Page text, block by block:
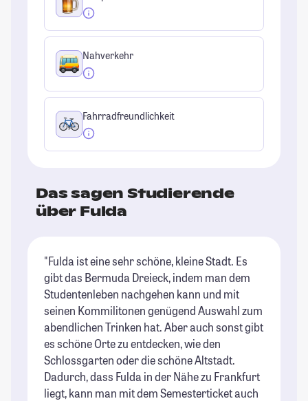
Nahverkehr
Fahrradfreundlichkeit
Das sagen Studierende
über Fulda
"Fulda ist eine sehr schöne, kleine Stadt. Es
gibt das Bermuda Dreieck, indem man dem
Studentenleben nachgehen kann und mit
seinen Kommilitonen genügend Auswahl zum
abendlichen Trinken hat. Aber auch sonst gibt
es schöne Orte zu entdecken, wie den
Schlossgarten oder die schöne Altstadt.
Dadurch, dass Fulda in der Nähe zu Frankfurt
liegt, kann man mit dem Semesterticket auch